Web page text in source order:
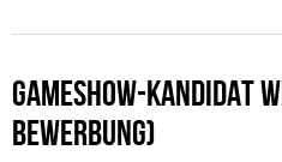
GAMESHOW-KANDIDAT
BEWERBUNG)